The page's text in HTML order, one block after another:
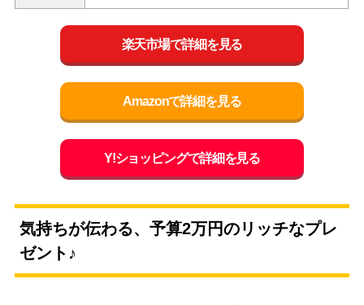
楽天市場で詳細を見る
Amazonで詳細を見る
Y!ショッピングで詳細を見る
気持ちが伝わる、予算2万円のリッチなプレ
ゼント♪